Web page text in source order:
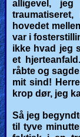
alligevel,
hovedet
var i
ikke hvad jeg
et
råbte og
mit sind!
krop dør, jeg
Så jeg
til tyve